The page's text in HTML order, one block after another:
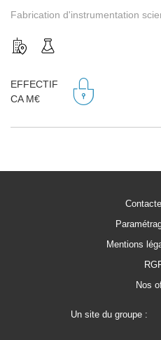
Fabrication d'instrumentation
EFFECTIF
CA M€
Mentions
Nos
Un site du groupe :